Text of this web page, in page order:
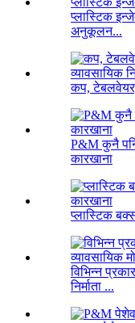
प्लास्टिक
अनुकूलन...
कप, टेबलवेयर,
P&M कुनै
कारखाना
प्लास्टिक
विभिन्न
निर्माता ...